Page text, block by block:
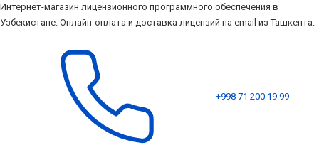
Интернет-магазин лицензионного программного обеспечения в
Узбекистане. Онлайн-оплата и доставка лицензий на email из Ташкента.
+998 71 200 19 99